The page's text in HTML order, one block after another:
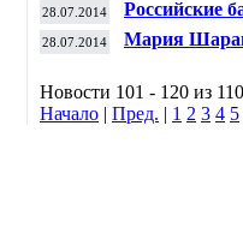
28.07.2014
Российские
финале
28.07.2014
Мария
Новости 101 - 120 из
Начало | Пред. | 1 2 3 4 5